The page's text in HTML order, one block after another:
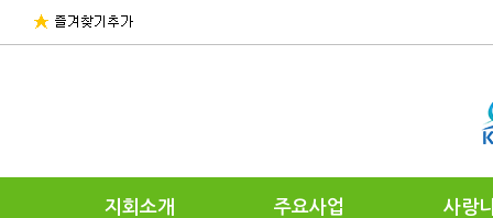
지회소개 주요사업 사랑